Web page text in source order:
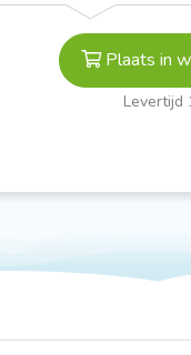
Plaats in
Levertijd